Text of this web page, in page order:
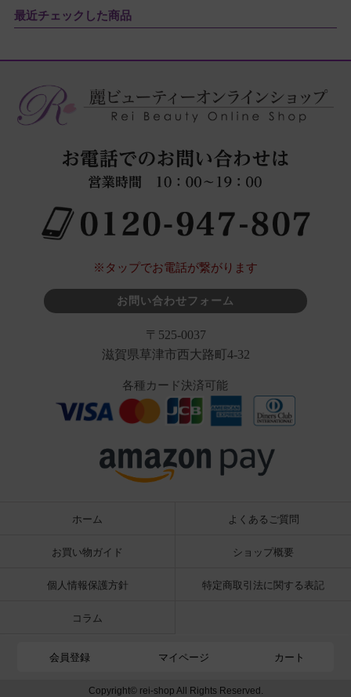
最近チェックした商品
※タップでお電話が繋がります
お問い合わせフォーム
〒525-0037
滋賀県草津市西大路町4-32
各種カード決済可能
ホーム よくあるご質問
お買い物ガイド ショップ概要
個人情報保護方針 特定商取引法に関する表記
コラム
会員登録 マイページ カート
Copyright© rei-shop All Rights Reserved.